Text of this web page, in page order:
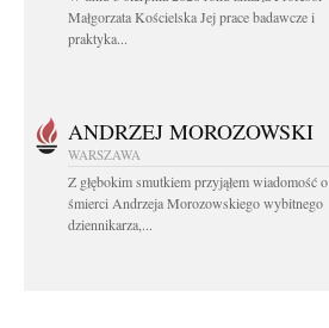
Małgorzata Kościelska Jej prace badawcze i
praktyka...
ANDRZEJ MOROZOWSKI
WARSZAWA
Z głębokim smutkiem przyjąłem wiadomość o
śmierci Andrzeja Morozowskiego wybitnego
dziennikarza,...